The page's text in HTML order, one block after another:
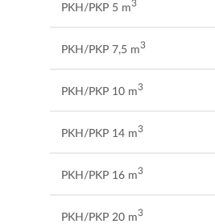
PKH/PKP 5 m3
PKH/PKP 7,5 m3
PKH/PKP 10 m3
PKH/PKP 14 m3
PKH/PKP 16 m3
PKH/PKP 20 m3